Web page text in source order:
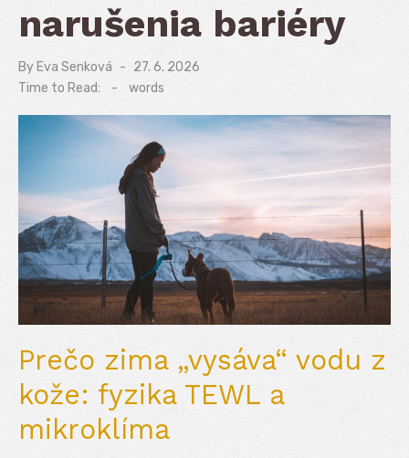
narušenia bariéry
By Eva Senková
Posted
on
27. 6. 2026
Time to Read:
- words
Prečo zima „vysáva“ vodu z
kože: fyzika TEWL a
mikroklíma